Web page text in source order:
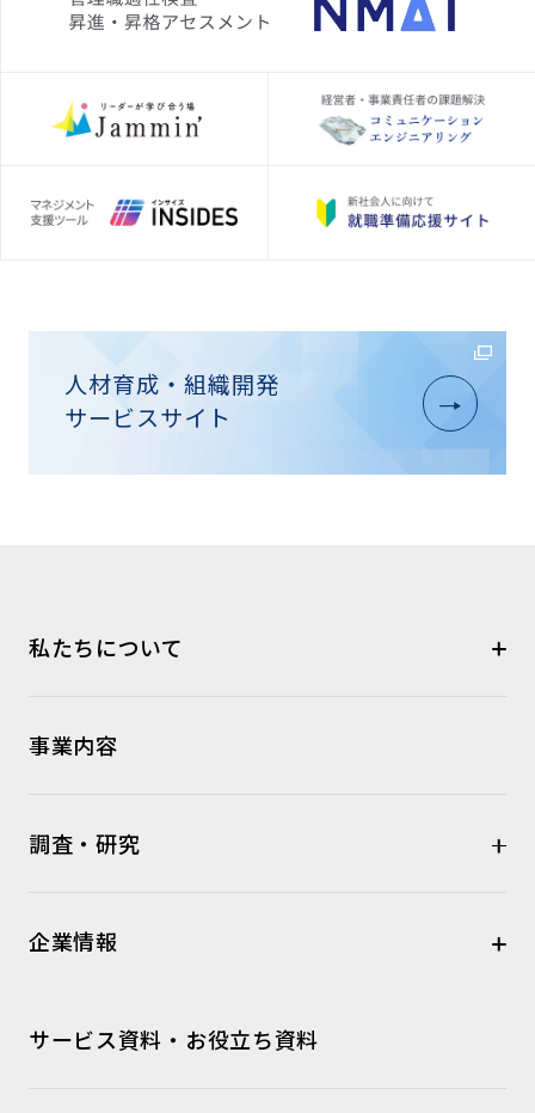
人材育成・組織開発
サービスサイト
私たちについて
事業内容
調査・研究
企業情報
サービス資料・お役立ち資料